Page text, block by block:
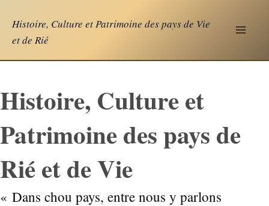
contenu
Histoire, Culture et Patrimoine des pays de Vie
et de Rié
Histoire, Culture et
Patrimoine des pays de
Rié et de Vie
« Dans chou pays, entre nous y parlons